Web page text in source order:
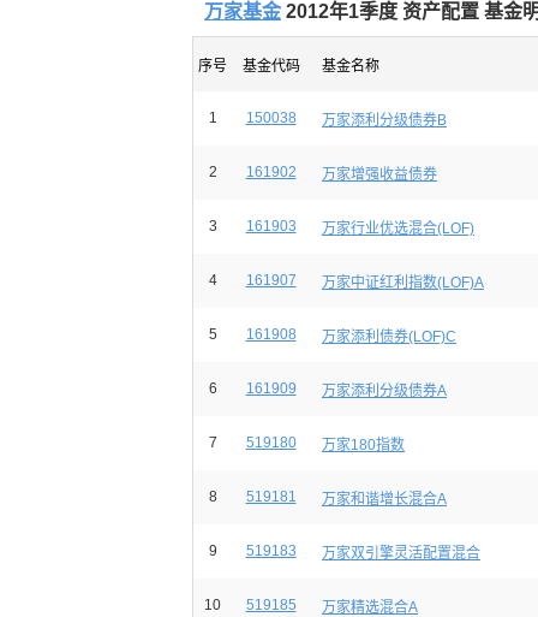
万家基金 2012年1季度 资产配置 基金
序号 基金代码 基金名称
1 150038 万家添利分级债券B
2 161902 万家增强收益债券
3 161903 万家行业优选混合(LOF)
4 161907 万家中证红利指数(LOF)A
5 161908 万家添利债券(LOF)C
6 161909 万家添利分级债券A
7 519180 万家180指数
8 519181 万家和谐增长混合A
9 519183 万家双引擎灵活配置混合
10 519185 万家精选混合A